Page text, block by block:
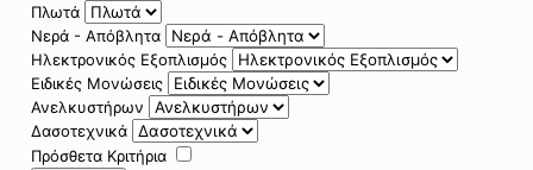
Πλωτά
Νερά - Απόβλητα
Ηλεκτρονικός Εξοπλισμός
Ειδικές Μονώσεις
Ανελκυστήρων
Δασοτεχνικά
Πρόσθετα Κριτήρια